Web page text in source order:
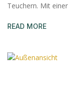
Teuchern. Mit einer
READ MORE